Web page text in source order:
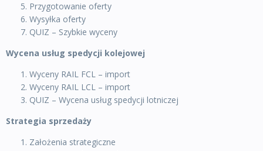
Przygotowanie oferty
Wysyłka oferty
QUIZ – Szybkie wyceny
Wycena usług spedycji kolejowej
Wyceny RAIL FCL – import
Wyceny RAIL LCL – import
QUIZ – Wycena usług spedycji lotniczej
Strategia sprzedaży
Założenia strategiczne